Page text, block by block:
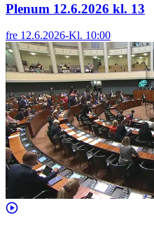
Plenum 12.6.2026 kl. 13
fre 12.6.2026-Kl. 10:00